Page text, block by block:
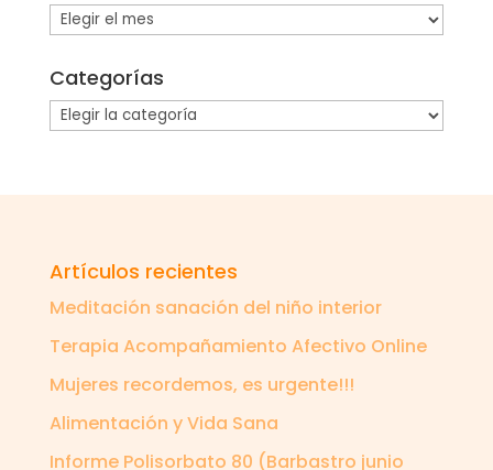
Archivos
Categorías
Categorías
Artículos recientes
Meditación sanación del niño interior
Terapia Acompañamiento Afectivo Online
Mujeres recordemos, es urgente!!!
Alimentación y Vida Sana
Informe Polisorbato 80 (Barbastro junio